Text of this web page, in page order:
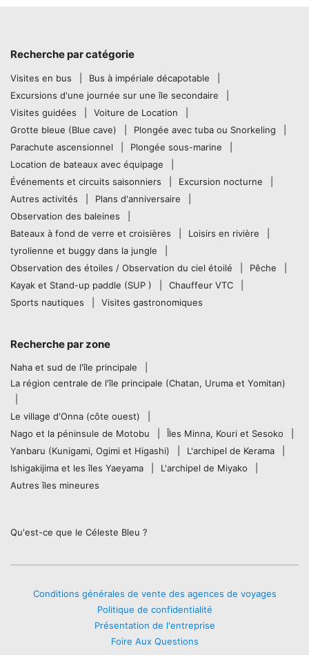
Recherche par catégorie
Visites en bus
Bus à impériale décapotable
Excursions d'une journée sur une île secondaire
Visites guidées
Voiture de Location
Grotte bleue (Blue cave)
Plongée avec tuba ou Snorkeling
Parachute ascensionnel
Plongée sous-marine
Location de bateaux avec équipage
Événements et circuits saisonniers
Excursion nocturne
Autres activités
Plans d'anniversaire
Observation des baleines
Bateaux à fond de verre et croisières
Loisirs en rivière
tyrolienne et buggy dans la jungle
Observation des étoiles / Observation du ciel étoilé
Pêche
Kayak et Stand-up paddle (SUP )
Chauffeur VTC
Sports nautiques
Visites gastronomiques
Recherche par zone
Naha et sud de l'île principale
La région centrale de l'île principale (Chatan, Uruma et Yomitan)
Le village d'Onna (côte ouest)
Nago et la péninsule de Motobu
Îles Minna, Kouri et Sesoko
Yanbaru (Kunigami, Ogimi et Higashi)
L'archipel de Kerama
Ishigakijima et les îles Yaeyama
L'archipel de Miyako
Autres îles mineures
Qu'est-ce que le Céleste Bleu ?
Conditions générales de vente des agences de voyages
Politique de confidentialité
Présentation de l'entreprise
Foire Aux Questions